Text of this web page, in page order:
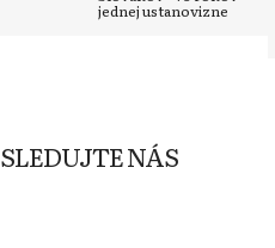
jednej ustanovizne
SLEDUJTE NÁS